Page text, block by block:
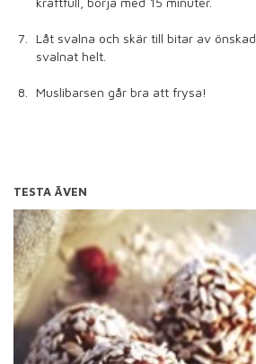
Låt svalna och skär till bitar av
svalnat helt.
Muslibarsen går bra att frysa!
TESTA ÄVEN